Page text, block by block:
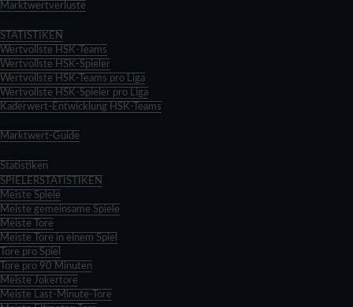
Marktwertverluste
STATISTIKEN
Wertvollste HSK-Teams
Wertvollste HSK-Spieler
Wertvollste HSK-Teams pro Liga
Wertvollste HSK-Spieler pro Liga
Kaderwert-Entwicklung HSK-Teams
Marktwert-Guide
Statistiken
SPIELERSTATISTIKEN
Meiste Spiele
Meiste gemeinsame Spiele
Meiste Tore
Meiste Tore in einem Spiel
Tore pro Spiel
Tore pro 90 Minuten
Meiste Jokertore
Meiste Last-Minute-Tore